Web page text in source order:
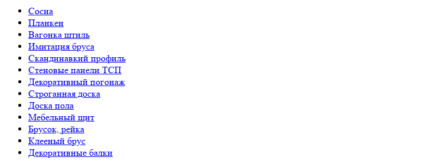
Сосна
Планкен
Вагонка штиль
Имитация бруса
Скандинавкий профиль
Стеновые панели ТСП
Декоративный погонаж
Строганная доска
Доска пола
Мебельный щит
Брусок, рейка
Клееный брус
Декоративные балки